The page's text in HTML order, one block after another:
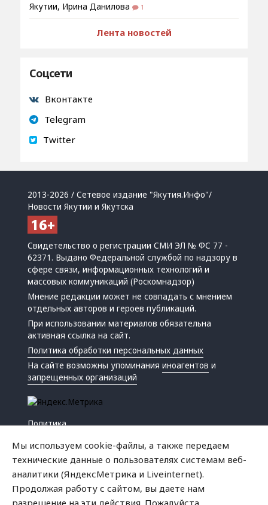
Якутии, Ирина Данилова
1
Лента новостей
Соцсети
Вконтакте
Telegram
Twitter
2013-2026 / Сетевое издание "Якутия.Инфо"/
Новости Якутии и Якутска
Свидетельство о регистрации СМИ ЭЛ № ФС 77 -
62371. Выдано Федеральной службой по надзору в
сфере связи, информационных технологий и
массовых коммуникаций (Роскомнадзор)
Мнение редакции может не совпадать с мнением
отдельных авторов и героев публикаций.
При использовании материалов обязательна
активная ссылка на сайт.
Политика обработки персональных данных
На сайте возможны упоминанияиноагентов и
запрещенных организаций
Политика
Мы используем cookie-файлы, а также передаем
технические данные о пользователях системам веб-
аналитики (ЯндексМетрика и Liveinternet).
Продолжая работу с сайтом, вы даете нам
разрешение на эти действия. Пожалуйста,